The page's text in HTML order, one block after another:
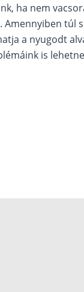
ha nem
Amennyiben túl
a nyugodt
is